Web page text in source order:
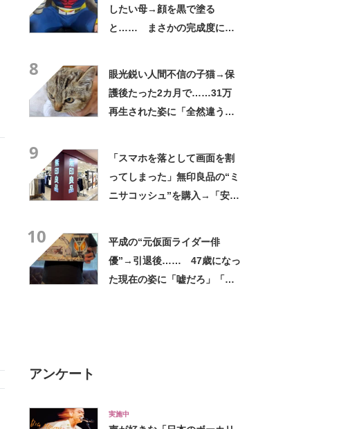
したい母→顔を黒で塗る
と…… まさかの完成度に
8
眼光鋭い人間不信の子猫→保
護後たった2カ月で……31万
再生された姿に「全然違う」
9
「スマホを落として画面を割
ってしまった」無印良品の“ミ
ニサコッシュ”を購入→「安心
10
平成の“元仮面ライダー俳
優”→引退後…… 47歳になっ
た現在の姿に「嘘だろ」「声
アンケート
実施中